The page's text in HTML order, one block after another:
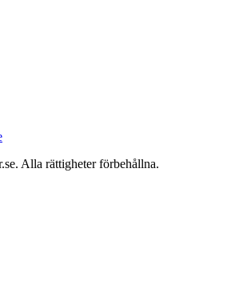
. Alla rättigheter förbehållna.